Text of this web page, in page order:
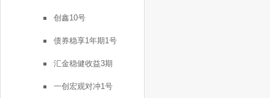
创鑫10号
债券稳享1年期1号
汇金稳健收益3期
一创宏观对冲1号